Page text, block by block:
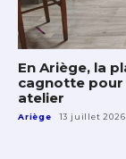
En Ariège, la
cagnotte pour
atelier
Ariège 13 juillet 2026